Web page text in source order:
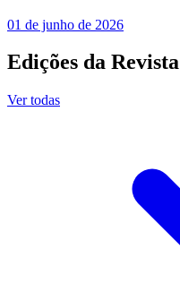
01 de junho de 2026
Edições da Revista
Ver todas